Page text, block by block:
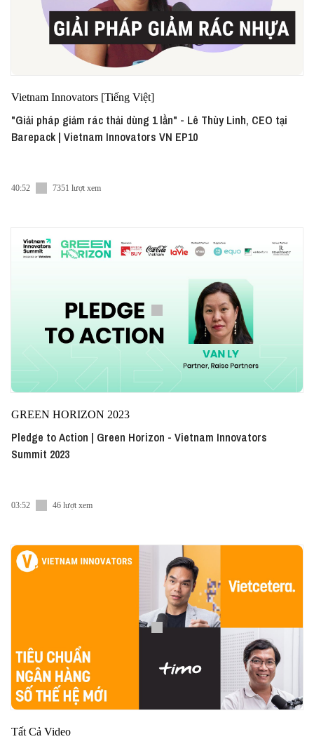
Vietnam Innovators [Tiếng Việt]
"Giải pháp giảm rác thải dùng 1 lần" - Lê Thùy Linh, CEO tại
Barepack | Vietnam Innovators VN EP10
40:52 7351 lượt xem
GREEN HORIZON 2023
Pledge to Action | Green Horizon - Vietnam Innovators
Summit 2023
03:52 46 lượt xem
Tất Cả Video